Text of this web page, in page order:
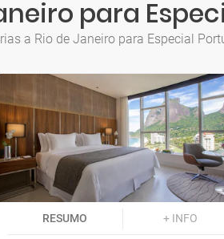
para
a Rio de Janeiro para Especial
RESUMO + INFO